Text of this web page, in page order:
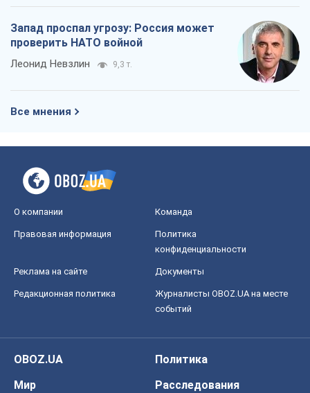
Запад проспал угрозу: Россия может
проверить НАТО войной
Леонид Невзлин 9,3 т.
Все мнения
О компании Команда
Правовая информация
Политика
конфиденциальности
Реклама на сайте Документы
Редакционная политика
Журналисты OBOZ.UA на месте
событий
OBOZ.UA
Политика
Мир
Расследования